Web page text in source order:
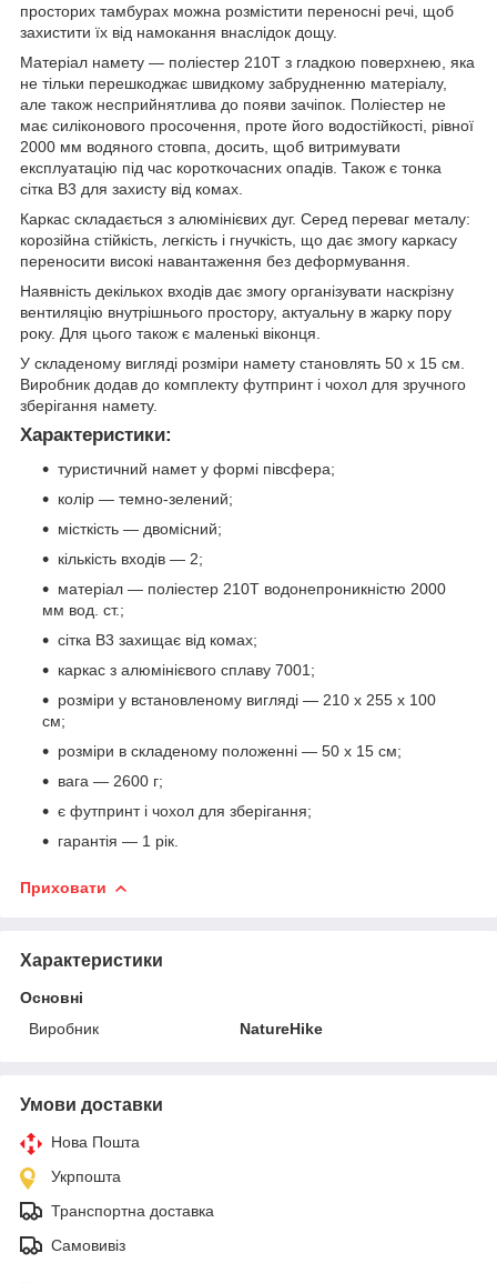
просторих тамбурах можна розмістити переносні речі, щоб
захистити їх від намокання внаслідок дощу.
Матеріал намету — поліестер 210T з гладкою поверхнею, яка
не тільки перешкоджає швидкому забрудненню матеріалу,
але також несприйнятлива до появи зачіпок. Поліестер не
має силіконового просочення, проте його водостійкості, рівної
2000 мм водяного стовпа, досить, щоб витримувати
експлуатацію під час короткочасних опадів. Також є тонка
сітка В3 для захисту від комах.
Каркас складається з алюмінієвих дуг. Серед переваг металу:
корозійна стійкість, легкість і гнучкість, що дає змогу каркасу
переносити високі навантаження без деформування.
Наявність декількох входів дає змогу організувати наскрізну
вентиляцію внутрішнього простору, актуальну в жарку пору
року. Для цього також є маленькі віконця.
У складеному вигляді розміри намету становлять 50 х 15 см.
Виробник додав до комплекту футпринт і чохол для зручного
зберігання намету.
Характеристики:
туристичний намет у формі півсфера;
колір — темно-зелений;
місткість — двомісний;
кількість входів — 2;
матеріал — поліестер 210T водонепроникністю 2000
мм вод. ст.;
сітка В3 захищає від комах;
каркас з алюмінієвого сплаву 7001;
розміри у встановленому вигляді — 210 х 255 х 100
см;
розміри в складеному положенні — 50 х 15 см;
вага — 2600 г;
є футпринт і чохол для зберігання;
гарантія — 1 рік.
Приховати
Характеристики
Основні
Виробник
NatureHike
Умови доставки
Нова Пошта
Укрпошта
Транспортна доставка
Самовивіз